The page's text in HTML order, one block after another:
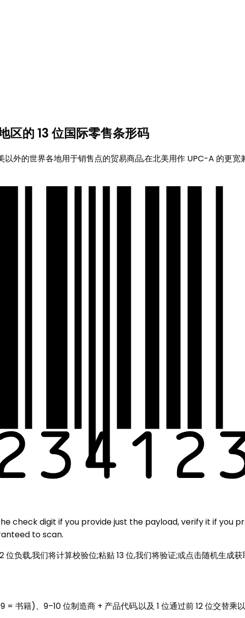
区的 13 位国际零售条形码
外的世界各地用于销售点的贸易商品,在北美用作 UPC-A 的更宽
check digit if you provide just the payload, verify it if you
to scan.
负载,我们将计算校验位;粘贴 13 位,我们将验证;或点击随机生成获
籍)、9–10 位制造商 + 产品代码,以及 1 位通过前 12 位交替乘以